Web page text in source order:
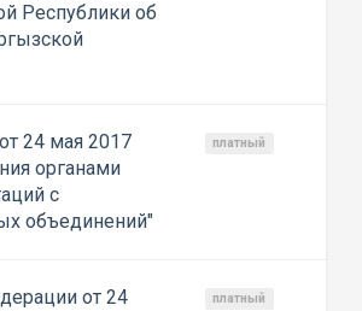
Республики об
24 мая 2017
органами
с
объединений"
платный
от 24
платный